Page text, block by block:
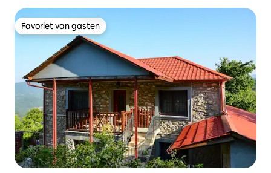
Favoriet van gasten
Favoriet van gasten